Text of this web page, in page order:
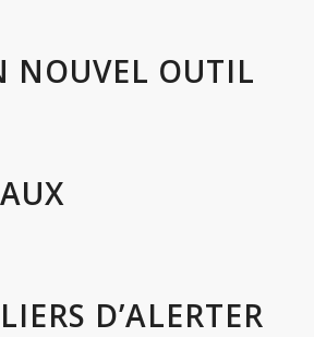
NOUVEL OUTIL
D’ALERTER